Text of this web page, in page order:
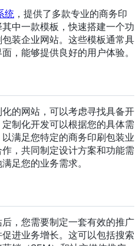
统 ，提供了多款专业的商务印
中一款模板，快速搭建一个功
装企业网站。这些模板通常具
，能够提供良好的用户体验。
的网站，可以考虑寻找具备开
制化开发可以根据您的具体需
满足您特定的商务印刷包装业
，共同制定设计方案和功能需
足您的业务需求。
，您需要制定一套有效的推广
进业务增长。这可以包括搜索